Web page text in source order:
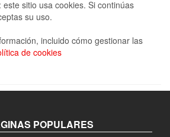
este sitio usa cookies. Si continúas
su uso.
incluido cómo gestionar las
de cookies
POPULARES